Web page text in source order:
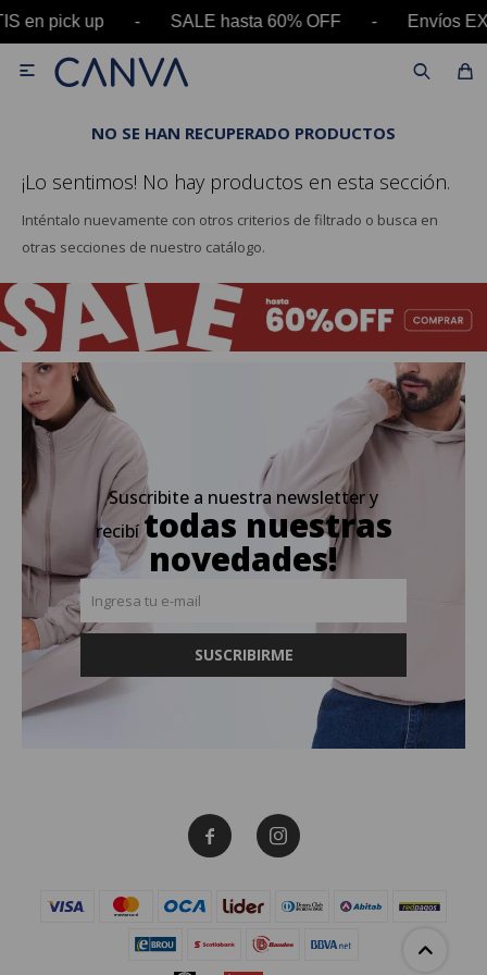
en pick up - SALE hasta 60% OFF -

NO SE HAN RECUPERADO PRODUCTOS
¡Lo sentimos! No hay productos en esta sección.
Inténtalo nuevamente con otros criterios de filtrado o busca en
otras secciones de nuestro catálogo.
Suscribite a nuestra newsletter y
recibí todas nuestras
novedades!
SUSCRIBIRME
 